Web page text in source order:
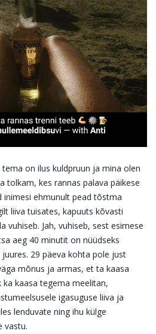
on ilus kuldpruun ja mina olen
tolkam, kes rannas palava päikese
inimesi ehmunult pead tõstma
liiva tuisates, kapuuts kõvasti
vuhiseb. Jah, vuhiseb, sest esimese
aeg 40 minutit on nüüdseks
29 päeva kohta pole just
mõnus ja armas, et ta kaasa
kaasa tegema meelitan,
igasuguse liiva ja
lenduvate ning ihu külge
vastu.